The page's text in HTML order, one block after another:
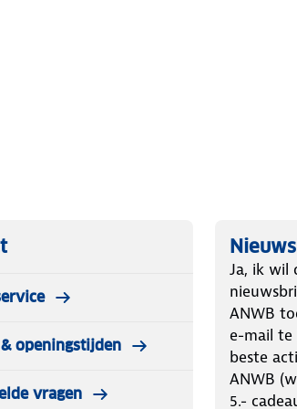
de buggy aan de Europese NEN-
wandeling. De cool-climate
verstelbare rugleuning volledig in
buggy is niet alleen eenvoudig te
een boodschappenmand met
tas, een speeltje of wat
openingstijden
vragen
Ja, ik wil
ANWB
e-mail te
beste
ANWB
5.-